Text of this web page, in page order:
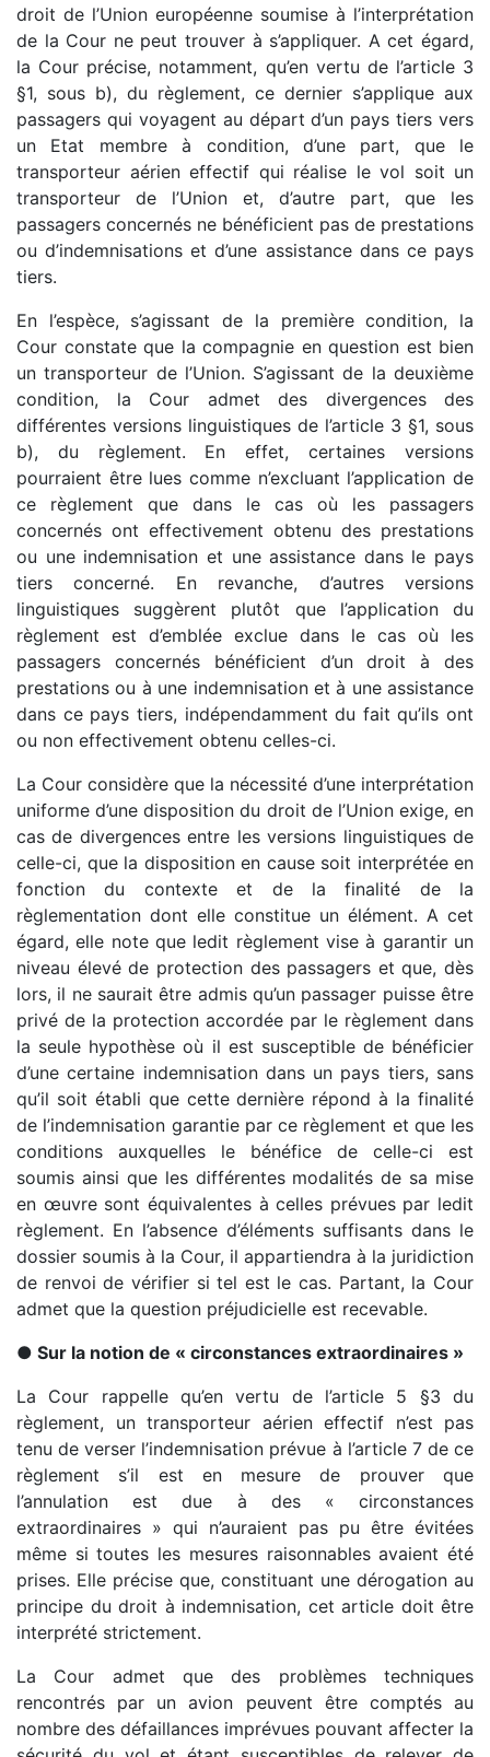
droit de l’Union européenne soumise à l’interprétation
de la Cour ne peut trouver à s’appliquer. A cet égard,
la Cour précise, notamment, qu’en vertu de l’article 3
§1, sous b), du règlement, ce dernier s’applique aux
passagers qui voyagent au départ d’un pays tiers vers
un Etat membre à condition, d’une part, que le
transporteur aérien effectif qui réalise le vol soit un
transporteur de l’Union et, d’autre part, que les
passagers concernés ne bénéficient pas de prestations
ou d’indemnisations et d’une assistance dans ce pays
tiers.
En l’espèce, s’agissant de la première condition, la
Cour constate que la compagnie en question est bien
un transporteur de l’Union. S’agissant de la deuxième
condition, la Cour admet des divergences des
différentes versions linguistiques de l’article 3 §1, sous
b), du règlement. En effet, certaines versions
pourraient être lues comme n’excluant l’application de
ce règlement que dans le cas où les passagers
concernés ont effectivement obtenu des prestations
ou une indemnisation et une assistance dans le pays
tiers concerné. En revanche, d’autres versions
linguistiques suggèrent plutôt que l’application du
règlement est d’emblée exclue dans le cas où les
passagers concernés bénéficient d’un droit à des
prestations ou à une indemnisation et à une assistance
dans ce pays tiers, indépendamment du fait qu’ils ont
ou non effectivement obtenu celles-ci.
La Cour considère que la nécessité d’une interprétation
uniforme d’une disposition du droit de l’Union exige, en
cas de divergences entre les versions linguistiques de
celle-ci, que la disposition en cause soit interprétée en
fonction du contexte et de la finalité de la
règlementation dont elle constitue un élément. A cet
égard, elle note que ledit règlement vise à garantir un
niveau élevé de protection des passagers et que, dès
lors, il ne saurait être admis qu’un passager puisse être
privé de la protection accordée par le règlement dans
la seule hypothèse où il est susceptible de bénéficier
d’une certaine indemnisation dans un pays tiers, sans
qu’il soit établi que cette dernière répond à la finalité
de l’indemnisation garantie par ce règlement et que les
conditions auxquelles le bénéfice de celle-ci est
soumis ainsi que les différentes modalités de sa mise
en œuvre sont équivalentes à celles prévues par ledit
règlement. En l’absence d’éléments suffisants dans le
dossier soumis à la Cour, il appartiendra à la juridiction
de renvoi de vérifier si tel est le cas. Partant, la Cour
admet que la question préjudicielle est recevable.
● Sur la notion de « circonstances extraordinaires »
La Cour rappelle qu’en vertu de l’article 5 §3 du
règlement, un transporteur aérien effectif n’est pas
tenu de verser l’indemnisation prévue à l’article 7 de ce
règlement s’il est en mesure de prouver que
l’annulation est due à des « circonstances
extraordinaires » qui n’auraient pas pu être évitées
même si toutes les mesures raisonnables avaient été
prises. Elle précise que, constituant une dérogation au
principe du droit à indemnisation, cet article doit être
interprété strictement.
La Cour admet que des problèmes techniques
rencontrés par un avion peuvent être comptés au
nombre des défaillances imprévues pouvant affecter la